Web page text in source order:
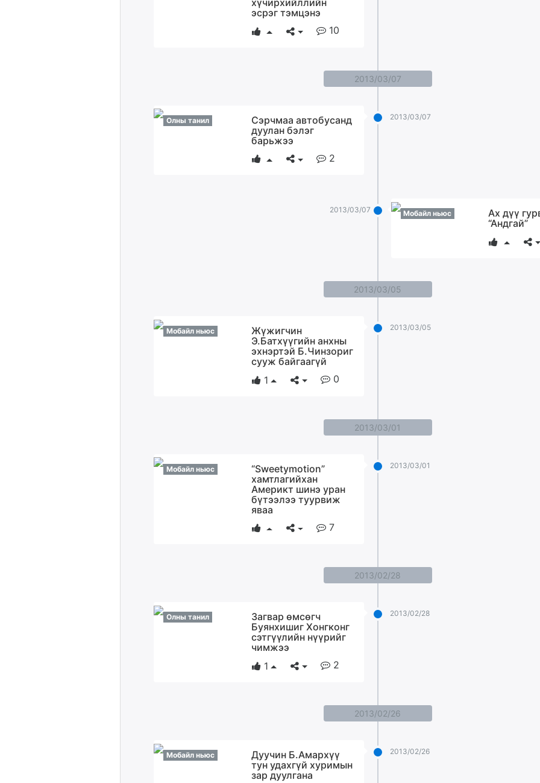
хүчирхийллийн
эсрэг тэмцэнэ
10
2013/03/07
2013/03/07
Олны танил
Сэрчмаа автобусанд
дуулан бэлэг
барьжээ
2
2013/03/07 Мобайл ньюс
Ах дүү
“Андгай”
2013/03/05
2013/03/05
Мобайл ньюс
Жүжигчин
Э.Батхүүгийн анхны
эхнэртэй Б.Чинзориг
сууж байгаагүй
1
0
2013/03/01
2013/03/01
Мобайл ньюс
“Sweetymotion”
хамтлагийхан
Америкт шинэ уран
бүтээлээ туурвиж
яваа
7
2013/02/28
2013/02/28
Олны танил
Загвар өмсөгч
Буянхишиг Хонгконг
сэтгүүлийн нүүрийг
чимжээ
1
2
2013/02/26
2013/02/26
Мобайл ньюс
Дуучин Б.Амархүү
тун удахгүй хуримын
зар дуулгана